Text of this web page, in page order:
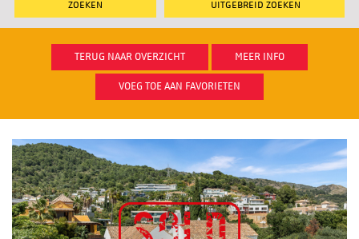
UITGEBREID ZOEKEN
TERUG NAAR OVERZICHT MEER INFO
VOEG TOE AAN FAVORIETEN